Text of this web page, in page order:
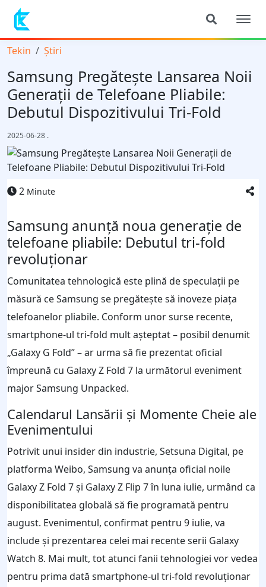
Tekin Știri
Samsung Pregătește Lansarea Noii
Generații de Telefoane Pliabile:
Debutul Dispozitivului Tri-Fold
2025-06-28 .
2 Minute
Samsung anunță noua generație de
telefoane pliabile: Debutul tri-fold
revoluționar
Comunitatea tehnologică este plină de speculații pe
măsură ce Samsung se pregătește să inoveze piața
telefoanelor pliabile. Conform unor surse recente,
smartphone-ul tri-fold mult așteptat – posibil denumit
„Galaxy G Fold” – ar urma să fie prezentat oficial
împreună cu Galaxy Z Fold 7 la următorul eveniment
major Samsung Unpacked.
Calendarul Lansării și Momente Cheie ale
Evenimentului
Potrivit unui insider din industrie, Setsuna Digital, pe
platforma Weibo, Samsung va anunța oficial noile
Galaxy Z Fold 7 și Galaxy Z Flip 7 în luna iulie, urmând ca
disponibilitatea globală să fie programată pentru
august. Evenimentul, confirmat pentru 9 iulie, va
include și prezentarea celei mai recente serii Galaxy
Watch 8. Mai mult, tot atunci fanii tehnologiei vor vedea
pentru prima dată smartphone-ul tri-fold revoluționar